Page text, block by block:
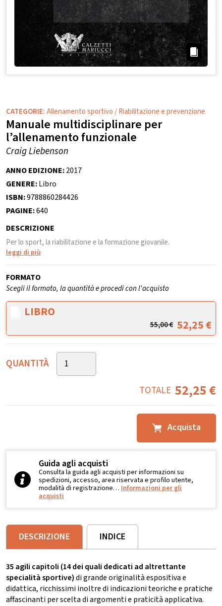
CATEGORIE:Allenamento sportivo/Riabilitazione e prevenzione
Manuale multidisciplinare per
l’allenamento funzionale
Craig Liebenson
ANNO EDIZIONE:2017
GENERE:Libro
ISBN:9788860284426
PAGINE:640
DESCRIZIONE
Per lo sport, la riabilitazione e la formazione giovanile.
leggi di più
FORMATO
Scegli il formato, la quantità e procedi con l'acquisto
LIBRO
55,00€ 52,25€
QUANTITÀ
TOTALE 52,25€
Acquista
Guida agli acquisti
Consulta la guida agli acquisti per informazioni su
spedizioni, accesso, area riservata e profilo utente,
modalità di registrazione… Informazioni per gli
acquisti
DESCRIZIONE INDICE
35 agili capitoli (14 dei quali dedicati ad altrettante
specialità sportive)di grande originalità espositiva e
didattica, ricchissimi inoltre di indicazioni teoriche e pratiche
affascinanti per scelta di argomenti e praticità applicativa.